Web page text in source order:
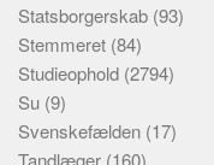
Statsborgerskab (93)
Stemmeret (84)
Studieophold (2794)
Su (9)
Svenskefælden (17)
Tandlæger (160)